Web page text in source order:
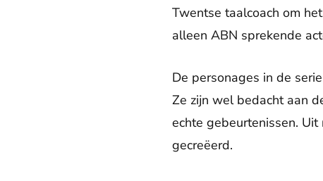
Twentse taalcoach om
alleen ABN sprekende
De personages in de
Ze zijn wel bedacht aan
echte gebeurtenissen.
gecreëerd.